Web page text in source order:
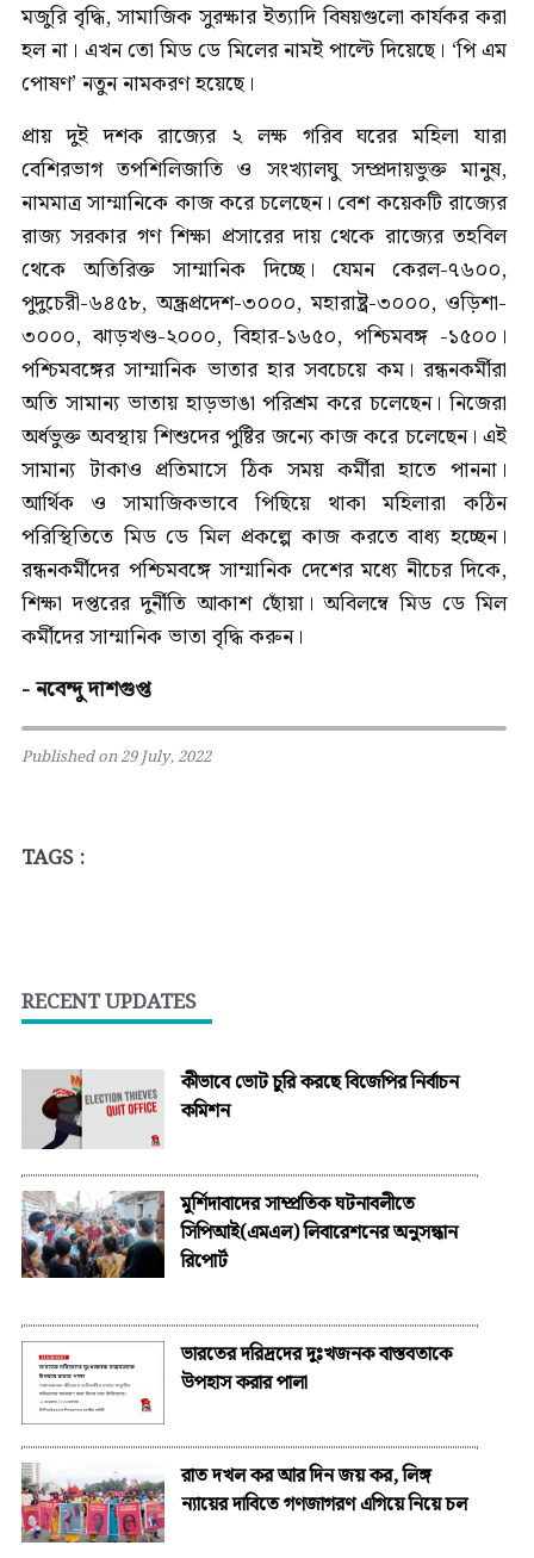
মজুরি বৃদ্ধি, সামাজিক সুরক্ষার ইত্যাদি বিষয়গুলো কার্যকর করা
হল না। এখন তো মিড ডে মিলের নামই পাল্টে দিয়েছে। ‘পি এম
পোষণ’ নতুন নামকরণ হয়েছে।
প্রায় দুই দশক রাজ্যের ২ লক্ষ গরিব ঘরের মহিলা যারা
বেশিরভাগ তপশিলিজাতি ও সংখ্যালঘু সম্প্রদায়ভুক্ত মানুষ,
নামমাত্র সাম্মানিকে কাজ করে চলেছেন। বেশ কয়েকটি রাজ্যের
রাজ্য সরকার গণ শিক্ষা প্রসারের দায় থেকে রাজ্যের তহবিল
থেকে অতিরিক্ত সাম্মানিক দিচ্ছে। যেমন কেরল-৭৬০০,
পুদুচেরী-৬৪৫৮, অন্ধ্রপ্রদেশ-৩০০০, মহারাষ্ট্র-৩০০০, ওড়িশা-
৩০০০, ঝাড়খণ্ড-২০০০, বিহার-১৬৫০, পশ্চিমবঙ্গ -১৫০০।
পশ্চিমবঙ্গের সাম্মানিক ভাতার হার সবচেয়ে কম। রন্ধনকর্মীরা
অতি সামান্য ভাতায় হাড়ভাঙা পরিশ্রম করে চলেছেন। নিজেরা
অর্ধভুক্ত অবস্থায় শিশুদের পুষ্টির জন্যে কাজ করে চলেছেন। এই
সামান্য টাকাও প্রতিমাসে ঠিক সময় কর্মীরা হাতে পাননা।
আর্থিক ও সামাজিকভাবে পিছিয়ে থাকা মহিলারা কঠিন
পরিস্থিতিতে মিড ডে মিল প্রকল্পে কাজ করতে বাধ্য হচ্ছেন।
রন্ধনকর্মীদের পশ্চিমবঙ্গে সাম্মানিক দেশের মধ্যে নীচের দিকে,
শিক্ষা দপ্তরের দুর্নীতি আকাশ ছোঁয়া। অবিলম্বে মিড ডে মিল
কর্মীদের সাম্মানিক ভাতা বৃদ্ধি করুন।
- নবেন্দু দাশগুপ্ত
Published on 29 July, 2022
TAGS :
RECENT UPDATES
কীভাবে ভোট চুরি করছে বিজেপির নির্বাচন
কমিশন
মুর্শিদাবাদের সাম্প্রতিক ঘটনাবলীতে
সিপিআই(এমএল) লিবারেশনের অনুসন্ধান
রিপোর্ট
ভারতের দরিদ্রদের দুঃখজনক বাস্তবতাকে
উপহাস করার পালা
রাত দখল কর আর দিন জয় কর, লিঙ্গ
ন্যায়ের দাবিতে গণজাগরণ এগিয়ে নিয়ে চল